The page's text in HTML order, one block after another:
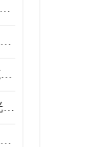
3-乙氧基丙酸乙酯电子级 批量供应
DMI溶剂电子级 符合电子行业要求
电子级二甲基咪唑啉酮 高纯度 用于光阻
电子级DMI溶剂 国产 用于光刻胶
国产电子级DMI溶剂 总金属小于20ppb 用于半导体清洗